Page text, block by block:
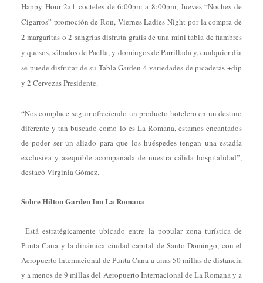
Happy Hour 2x1 cocteles de 6:00pm a 8:00pm, Jueves “Noches de
Cigarros” promoción de Ron, Viernes Ladies Night por la compra de
2 margaritas o 2 sangrías disfruta gratis de una mini tabla de fiambres
y quesos, sábados de Paella, y domingos de Parrillada y, cualquier día
se puede disfrutar de su Tabla Garden 4 variedades de picaderas +dip
y 2 Cervezas Presidente.
“Nos complace seguir ofreciendo un producto hotelero en un destino
diferente y tan buscado como lo es La Romana, estamos encantados
de poder ser un aliado para que los huéspedes tengan una estadía
exclusiva y asequible acompañada de nuestra cálida hospitalidad”,
destacó Virginia Gómez.
Sobre Hilton Garden Inn La Romana
Está estratégicamente ubicado entre la popular zona turística de
Punta Cana y la dinámica ciudad capital de Santo Domingo, con el
Aeropuerto Internacional de Punta Cana a unas 50 millas de distancia
y a menos de 9 millas del Aeropuerto Internacional de La Romana y a